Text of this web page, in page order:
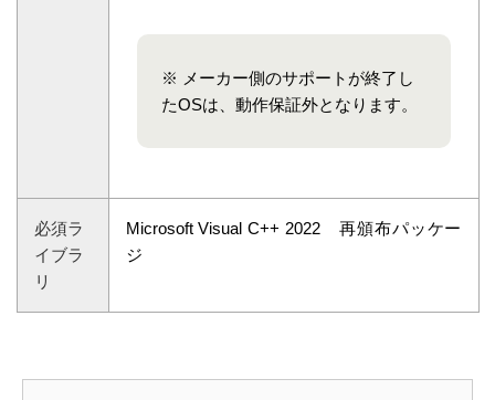
※ メーカー側のサポートが終了し
たOSは、動作保証外となります。
必須ラ
イブラ
リ
Microsoft Visual C++ 2022 再頒布パッケー
ジ